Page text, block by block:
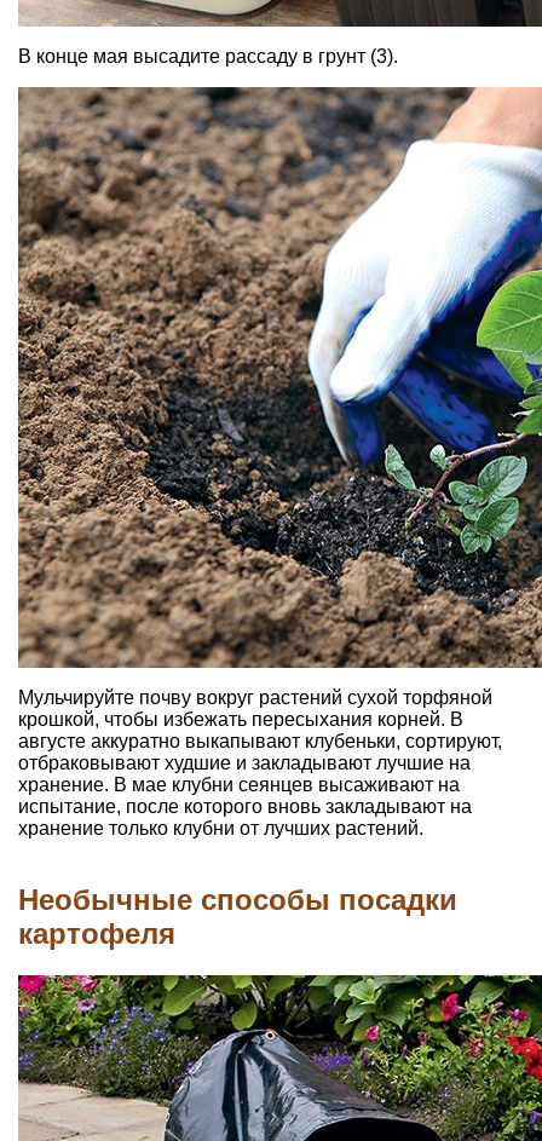
В конце мая высадите рассаду в грунт (3).
Мульчируйте почву вокруг растений сухой торфяной
крошкой, чтобы избежать пересыхания корней. В
августе аккуратно выкапывают клубеньки, сортируют,
отбраковывают худшие и закладывают лучшие на
хранение. В мае клубни сеянцев высаживают на
испытание, после которого вновь закладывают на
хранение только клубни от лучших растений.
Необычные способы посадки
картофеля